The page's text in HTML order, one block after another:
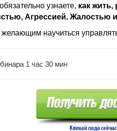
узнаете, как
Агрессией, Жалостью
научиться
1 час 30 мин